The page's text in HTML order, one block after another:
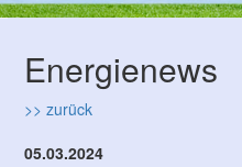
Energienews
>> zurück
05.03.2024